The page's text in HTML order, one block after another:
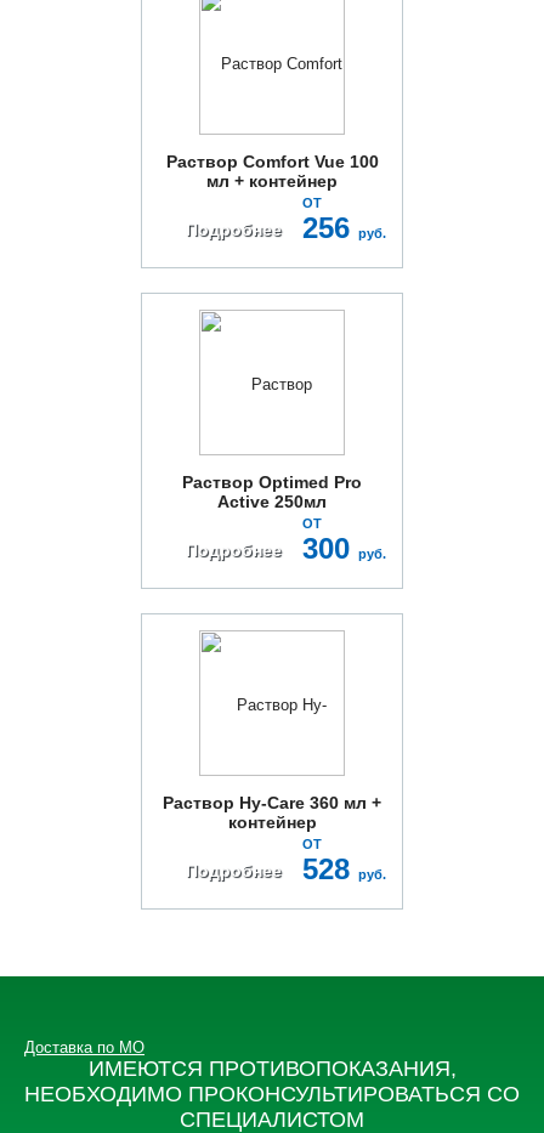
Раствор Comfort Vue 100
мл + контейнер
Подробнее
ОТ
256 руб.
Раствор Optimed Pro
Active 250мл
Подробнее
ОТ
300 руб.
Раствор Hy-Care 360 мл +
контейнер
Подробнее
ОТ
528 руб.
ИМЕЮТСЯ ПРОТИВОПОКАЗАНИЯ,
НЕОБХОДИМО ПРОКОНСУЛЬТИРОВАТЬСЯ СО
СПЕЦИАЛИСТОМ
Доставка по МО